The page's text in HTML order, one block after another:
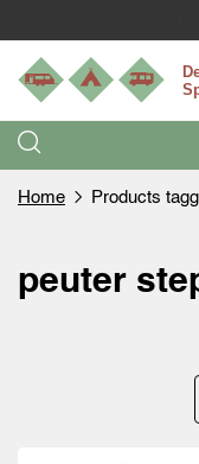
Home Products
peuter